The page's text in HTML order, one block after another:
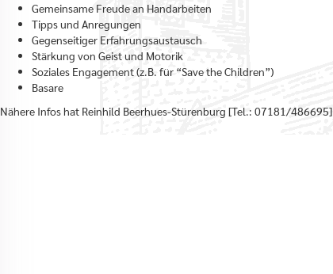
Gemeinsame Freude an Handarbeiten
Tipps und Anregungen
Gegenseitiger Erfahrungsaustausch
Stärkung von Geist und Motorik
Soziales Engagement (z.B. für “Save the Children”)
Basare
Nähere Infos hat Reinhild Beerhues-Stürenburg [Tel.: 07181/486695]